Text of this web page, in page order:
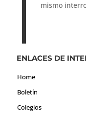
mismo
ENLACES DE
Home
Boletín
Colegios